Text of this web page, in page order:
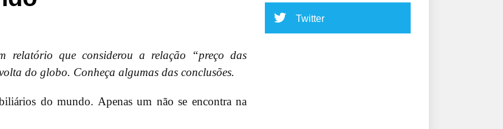
relatório que considerou a relação “preço das
do globo. Conheça algumas das conclusões.
do mundo. Apenas um não se encontra na
Twitter